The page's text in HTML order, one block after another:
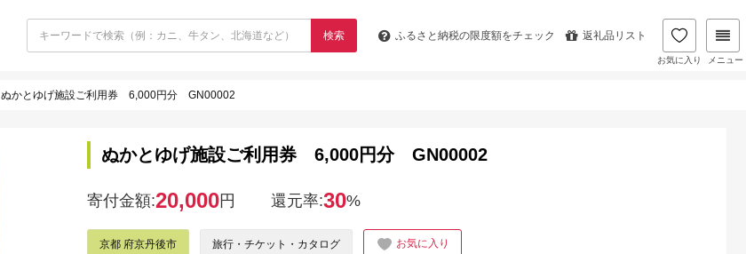
検索 ふるさと納税の限度額をチェック 返礼品リスト
お気に入り メニュー
ぬかとゆげ施設ご利用券 6,000円分 GN00002
ぬかとゆげ施設ご利用券 6,000円分 GN00002
寄付金額:20,000円 還元率:30%
京都 府京丹後市 旅行・チケット・カタログ お気に入り